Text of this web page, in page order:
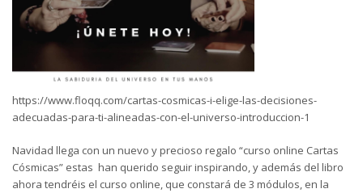
https://www.floqq.com/cartas-cosmicas-i-elige-las-decisiones-
adecuadas-para-ti-alineadas-con-el-universo-introduccion-1
Navidad llega con un nuevo y precioso regalo “curso online Cartas
Cósmicas” estas han querido seguir inspirando, y además del libro
ahora tendréis el curso online, que constará de 3 módulos, en la